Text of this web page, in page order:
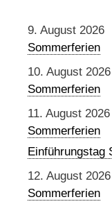
9. August 2026
Sommerferien
10. August 2026
Sommerferien
11. August 2026
Sommerferien
Einführungstag
12. August 2026
Sommerferien